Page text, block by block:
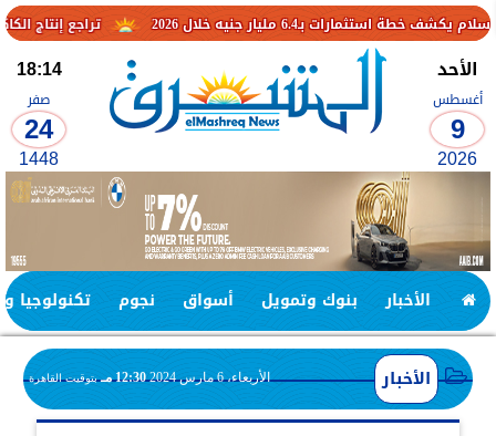
تراجع إنتاج الكاكاو في جنيه خلال 2026
الأحد
أغسطس
9
2026
18:14
صفر
24
1448
الأخبار بنوك وتمويل أسواق نجوم تكنولوجيا
الأخبار الأربعاء، 6 مارس 2024 12:30 مـ بتوقيت القاهرة